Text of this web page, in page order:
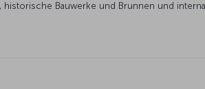
Bauwerke und Brunnen und